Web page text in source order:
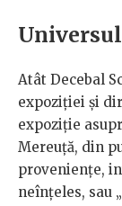
Atât Decebal
expoziției și
expoziție
Mereuță, din
proveniențe,
neînțeles, sau